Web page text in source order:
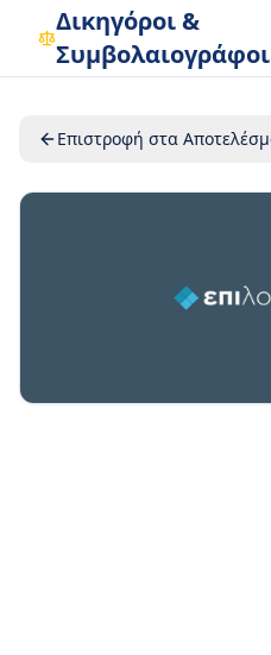
Δικηγόροι &
Συμβολαιογράφοι
Επιστροφή στα